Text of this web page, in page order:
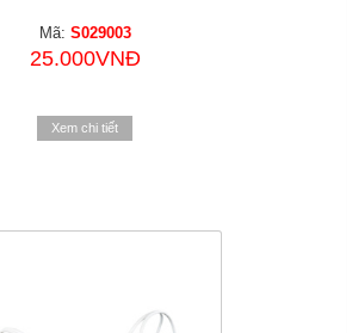
Mã: S029003
25.000VNĐ
Xem chi tiết